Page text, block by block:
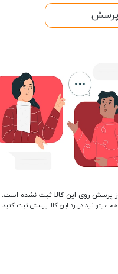
پرسش روی این کالا ثبت نشده است.
میتوانید درباره این کالا پرسش ثبت کنید.